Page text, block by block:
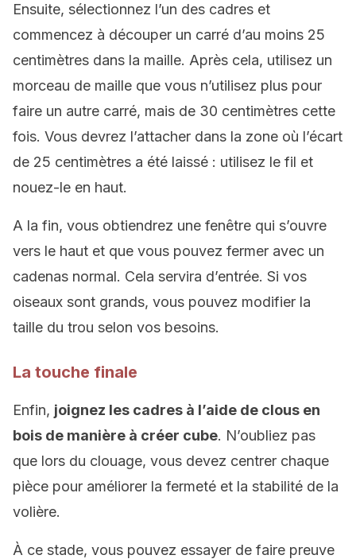
Ensuite, sélectionnez l’un des cadres et
commencez à découper un carré d’au moins 25
centimètres dans la maille. Après cela, utilisez un
morceau de maille que vous n’utilisez plus pour
faire un autre carré, mais de 30 centimètres cette
fois. Vous devrez l’attacher dans la zone où l’écart
de 25 centimètres a été laissé : utilisez le fil et
nouez-le en haut.
A la fin, vous obtiendrez une fenêtre qui s’ouvre
vers le haut et que vous pouvez fermer avec un
cadenas normal. Cela servira d’entrée. Si vos
oiseaux sont grands, vous pouvez modifier la
taille du trou selon vos besoins.
La touche finale
Enfin, joignez les cadres à l’aide de clous en
bois de manière à créer cube. N’oubliez pas
que lors du clouage, vous devez centrer chaque
pièce pour améliorer la fermeté et la stabilité de la
volière.
À ce stade, vous pouvez essayer de faire preuve